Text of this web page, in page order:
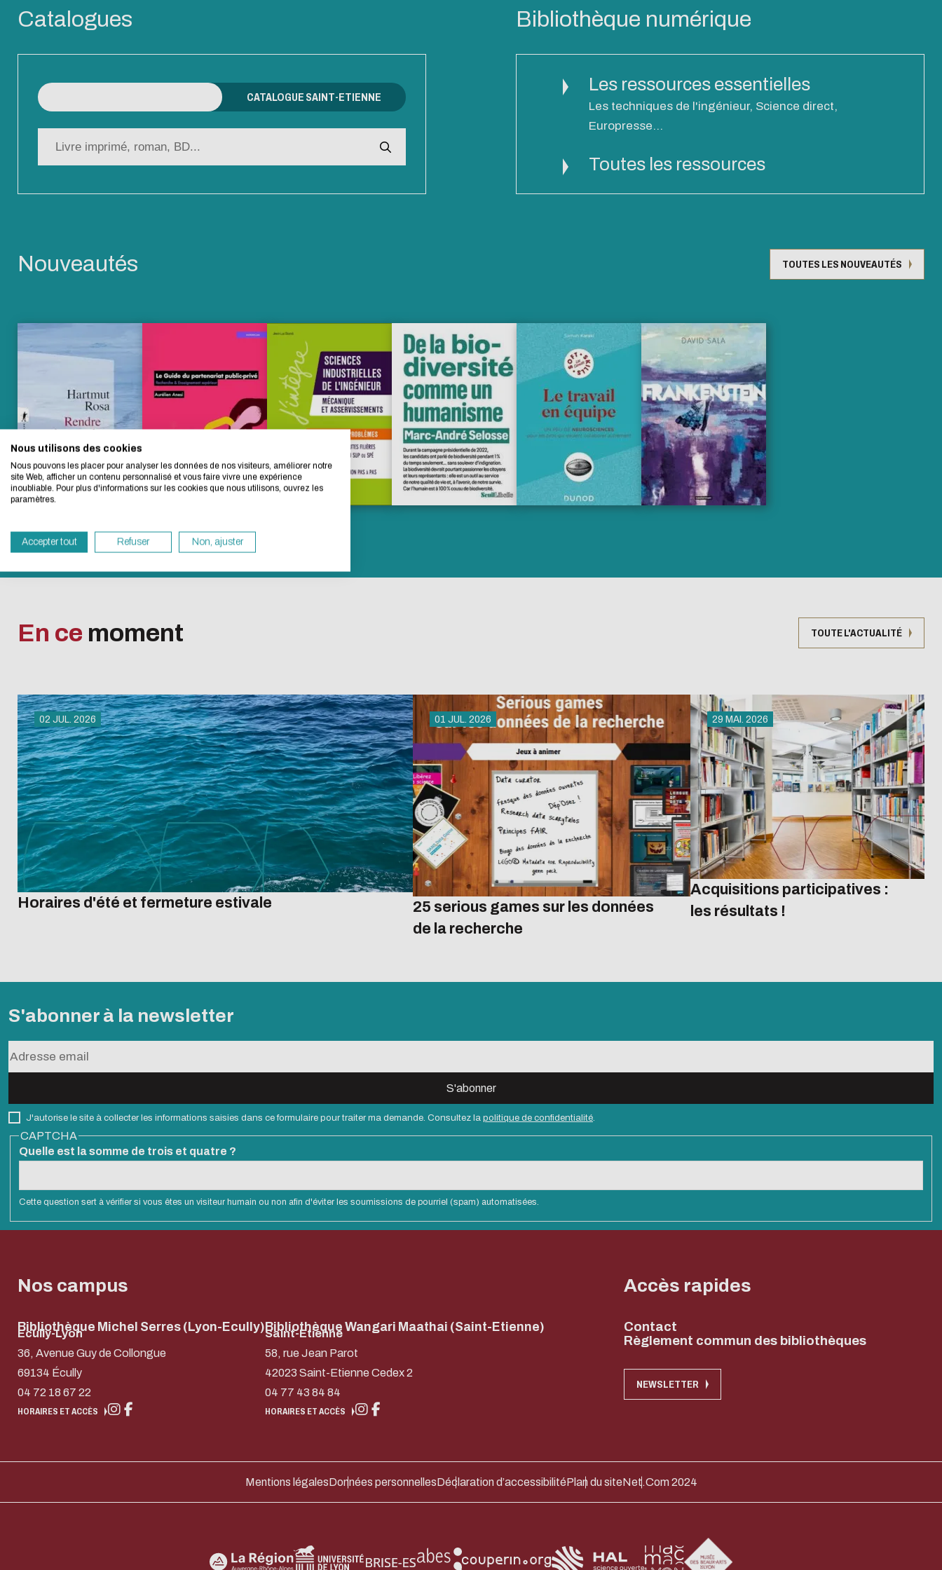
L'écoconception, ça vous concerne aussi !
Nous avons développé ce site Internet dans le cadre d'une démarche forte d'écoconception.
Si vous aussi vous souhaitez diminuer drastiquement les besoins énergétiques nécessaires à votre
navigation, vous pouvez le parcourir dans son Mode Eco. Celui-ci sollicitera très peu nos serveurs et
vous deviendrez ainsi un acteur majeur de l’écoconception.
Merci pour votre contribution !
Catalogues
CATALOGUE SAINT-ETIENNE
Bibliothèque numérique
Les ressources essentielles
Les techniques de l'ingénieur, Science direct,
Europresse...
Toutes les ressources
Nouveautés TOUTES LES NOUVEAUTÉS
En ce moment TOUTE L'ACTUALITÉ
02 JUL. 2026
Horaires d'été et fermeture estivale
01 JUL. 2026
25 serious games sur les données
de la recherche
29 MAI. 2026
Acquisitions participatives :
les résultats !
S'abonner à la newsletter
J'autorise le site à collecter les informations saisies dans ce formulaire pour traiter ma demande. Consultez la politique de confidentialité
CAPTCHA
Quelle est la somme de trois et quatre ?
Cette question sert à vérifier si vous êtes un visiteur humain ou non afin d'éviter les soumissions de pourriel (spam) automatisées.
Nos campus
Bibliothèque Michel Serres (Lyon-Ecully)
Ecully-Lyon
36, Avenue Guy de Collongue
69134 Écully
04 72 18 67 22
HORAIRES ET ACCÈS
Bibliothèque Wangari Maathai (Saint-Etienne)
Saint-Etienne
58, rue Jean Parot
42023 Saint-Etienne Cedex 2
04 77 43 84 84
HORAIRES ET ACCÈS
Accès rapides
Contact
Règlement commun des bibliothèques
NEWSLETTER
Mentions légalesDonnées personnellesDéclaration d’accessibilitéPlan du siteNet.Com 2024
Nous utilisons des cookies
Nous pouvons les placer pour analyser les données de nos visiteurs, améliorer notre
site Web, afficher un contenu personnalisé et vous faire vivre une expérience
inoubliable. Pour plus d'informations sur les cookies que nous utilisons, ouvrez les
paramètres.
Accepter tout Refuser Non, ajuster